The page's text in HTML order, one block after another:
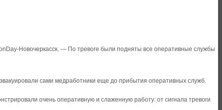
Новочеркасск. — По тревоге были подняты все оперативные службы
сами медработники еще до прибытия оперативных служб.
очень оперативную и слаженную работу: от сигнала тревоги